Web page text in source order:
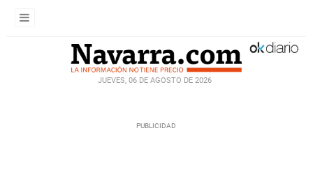
JUEVES, 06 DE AGOSTO DE 2026